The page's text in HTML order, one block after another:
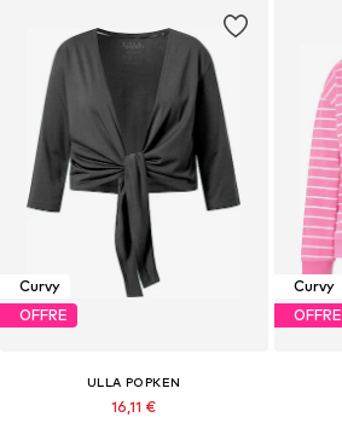
Curvy
OFFRE
ULLA POPKEN
16,11 €
Curvy
OFFRE